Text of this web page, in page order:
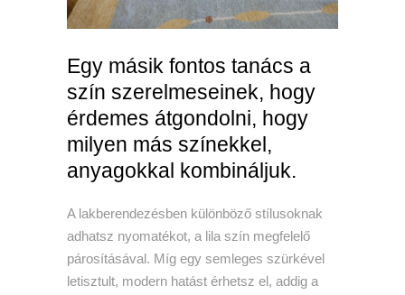
Egy másik fontos tanács a
szín szerelmeseinek, hogy
érdemes átgondolni, hogy
milyen más színekkel,
anyagokkal kombináljuk.
A lakberendezésben különböző stílusoknak
adhatsz nyomatékot, a lila szín megfelelő
párosításával. Míg egy semleges szürkével
letisztult, modern hatást érhetsz el, addig a